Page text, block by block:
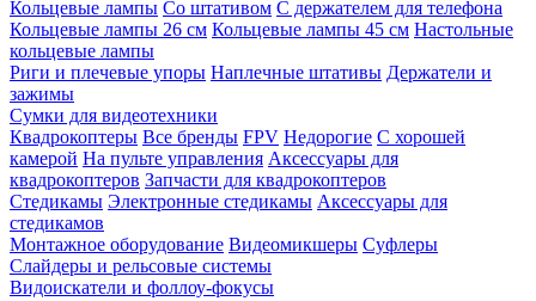
Кольцевые лампы Со штативом C держателем для телефона
Кольцевые лампы 26 см Кольцевые лампы 45 см Настольные
кольцевые лампы
Риги и плечевые упоры Наплечные штативы Держатели и
зажимы
Сумки для видеотехники
Квадрокоптеры Все бренды FPV Недорогие С хорошей
камерой На пульте управления Аксессуары для
квадрокоптеров Запчасти для квадрокоптеров
Стедикамы Электронные стедикамы Аксессуары для
стедикамов
Монтажное оборудование Видеомикшеры Суфлеры
Слайдеры и рельсовые системы
Видоискатели и фоллоу-фокусы